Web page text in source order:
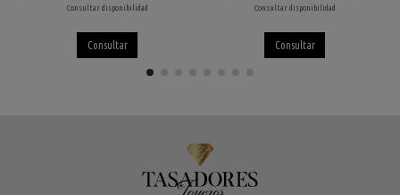
Consultar disponibilidad
Consultar
Consultar disponibilidad
Consultar